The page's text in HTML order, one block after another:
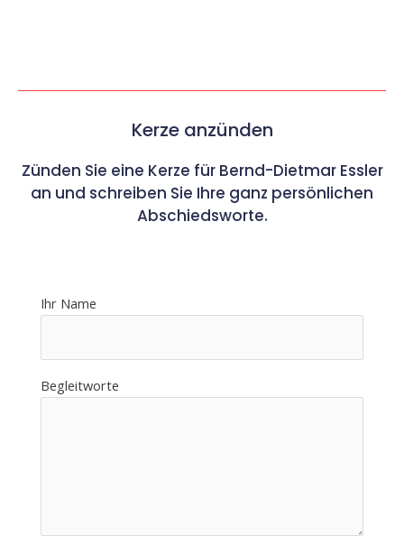
Kerze anzünden
Zünden Sie eine Kerze für Bernd-Dietmar Essler
an und schreiben Sie Ihre ganz persönlichen
Abschiedsworte.
Ihr Name
Begleitworte